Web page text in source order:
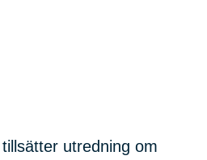
utredning om